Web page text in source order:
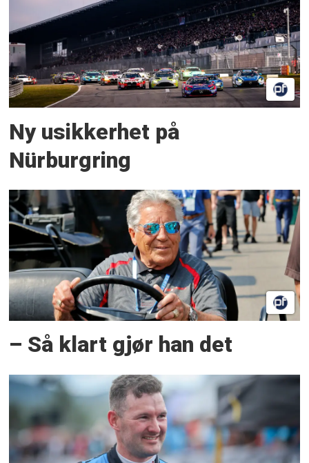
Ny usikkerhet på
Nürburgring
– Så klart gjør han det